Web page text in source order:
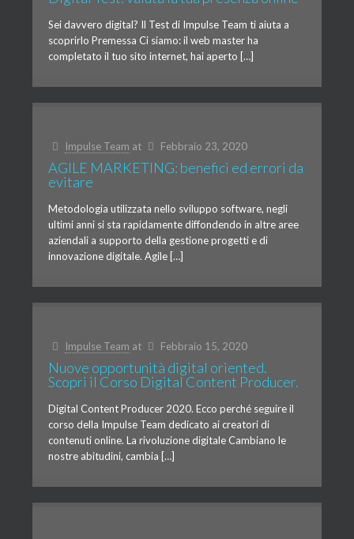
Sei davvero digital? Il Test di Impulse Team ti aiuta a
scoprirlo Premessa Ci siamo: il web master ha
completato il tuo sito internet, hai aperto […]
Impulse Team at Febbraio 23, 2020
AGILE MARKETING: benefici ed errori da
evitare
Metodologia utilizzata nello sviluppo software, negli
ultimi anni si sta rapidamente diffondendo in altre aree
aziendali a supporto della gestione progetti e di
innovazione digitale. Agile […]
Impulse Team at Febbraio 15, 2020
Nuove opportunità digital oriented.
Scopri il Corso Digital Content Producer.
Digital Content Producer 2020. Ecco perché seguire il
corso della Impulse Team dedicato ai creatori di
contenuti online. La rivoluzione digitale Cambiano le
nostre abitudini, cambia […]